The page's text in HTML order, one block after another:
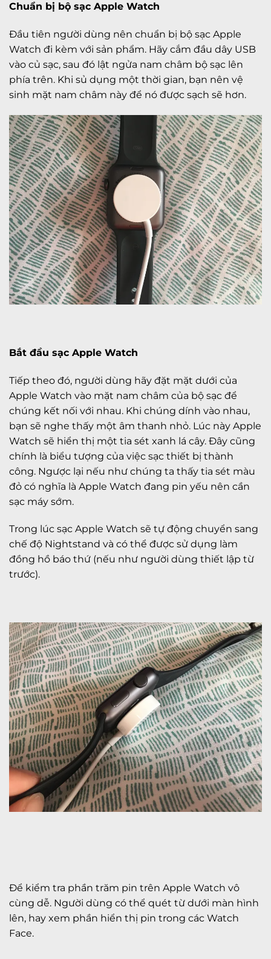
Chuẩn bị bộ sạc Apple Watch
Đầu tiên người dùng nên chuẩn bị bộ sạc Apple
Watch đi kèm với sản phẩm. Hãy cắm đầu dây USB
vào củ sạc, sau đó lật ngửa nam châm bộ sạc lên
phía trên. Khi sủ dụng một thời gian, bạn nên vệ
sinh mặt nam châm này để nó được sạch sẽ hơn.
Bắt đầu sạc Apple Watch
Tiếp theo đó, người dùng hãy đặt mặt dưới của
Apple Watch vào mặt nam châm của bộ sạc để
chúng kết nối với nhau. Khi chúng dính vào nhau,
bạn sẽ nghe thấy một âm thanh nhỏ. Lúc này Apple
Watch sẽ hiển thị một tia sét xanh lá cây. Đây cũng
chính là biểu tượng của việc sạc thiết bị thành
công. Ngược lại nếu như chúng ta thấy tia sét màu
đỏ có nghĩa là Apple Watch đang pin yếu nên cần
sạc máy sớm.
Trong lúc sạc Apple Watch sẽ tự động chuyển sang
chế độ Nightstand và có thể được sử dụng làm
đồng hồ báo thứ (nếu như người dùng thiết lập từ
trước).
Để kiểm tra phần trăm pin trên Apple Watch vô
cùng dễ. Người dùng có thể quét từ dưới màn hình
lên, hay xem phần hiển thị pin trong các Watch
Face.